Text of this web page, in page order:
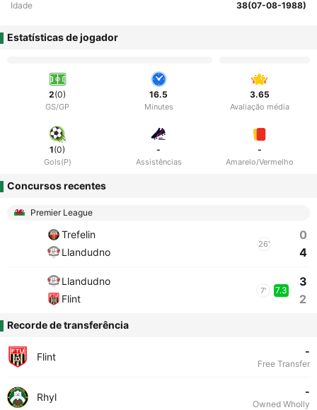
Idade 38(07-08-1988)
Estatísticas de jogador
2(0)
GS/GP
16.5
Minutes
3.65
Avaliação média
1(0)
Gols(P)
-
Assistências
-
Amarelo/Vermelho
Concursos recentes
Premier League
Trefelin
Llandudno
26'
0
4
Llandudno
Flint
7' 7.3
3
2
Recorde de transferência
Flint -
Free Transfer
Rhyl -
Owned Wholly